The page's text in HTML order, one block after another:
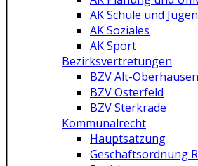
AK Schule und
AK Soziales
AK Sport
Bezirksvertretungen
BZV Alt-Oberhausen
BZV Osterfeld
BZV Sterkrade
Kommunalrecht
Hauptsatzung
Geschäftsordnung